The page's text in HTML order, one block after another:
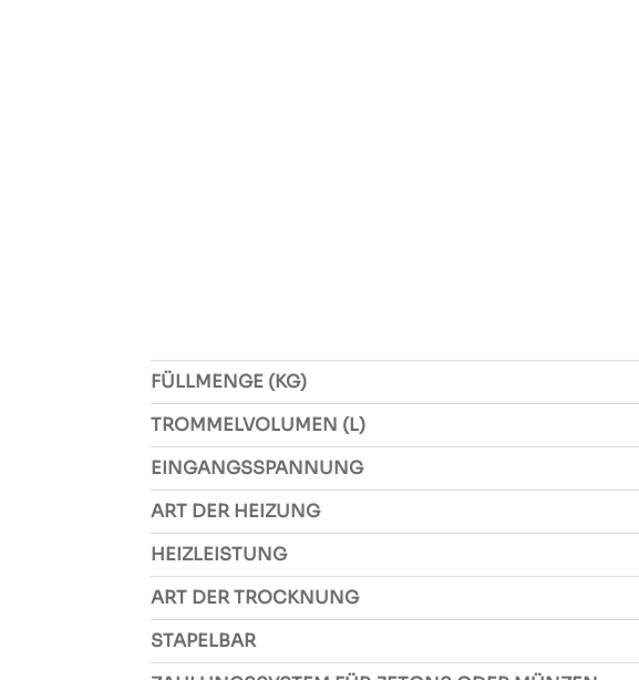
FÜLLMENGE (KG)
TROMMELVOLUMEN (L)
EINGANGSSPANNUNG
ART DER HEIZUNG
HEIZLEISTUNG
ART DER TROCKNUNG
STAPELBAR